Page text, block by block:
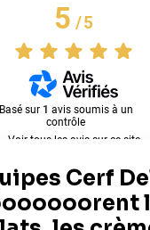
5/5
Basé sur 1 avis soumis à un
contrôle
Voir tous les avis sur ce site